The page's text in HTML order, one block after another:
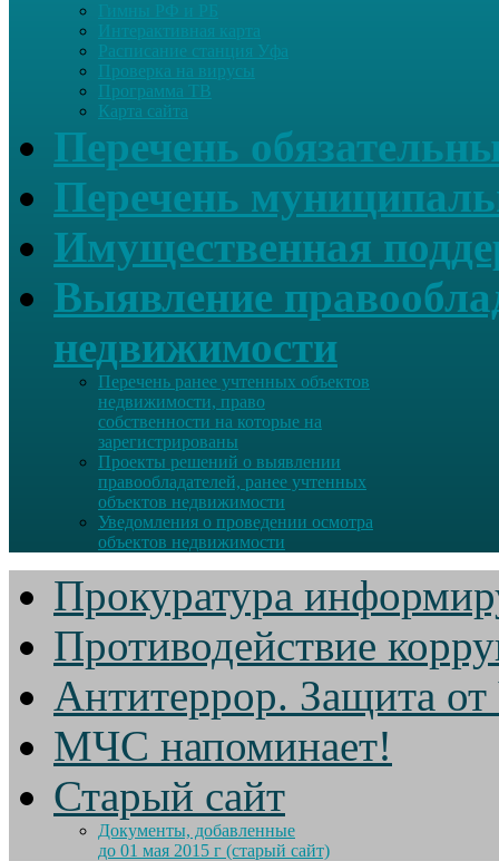
Гимны РФ и РБ
Интерактивная карта
Расписание станция Уфа
Проверка на вирусы
Программа ТВ
Карта сайта
Перечень
Перечень
Имущественная
Выявление
недвижимости
Перечень ранее учтенных объектов
недвижимости, право
собственности на которые на
зарегистрированы
Проекты решений о выявлении
правообладателей, ранее учтенных
объектов недвижимости
Уведомления о проведении осмотра
объектов недвижимости
Прокуратура
Противодействие
Антитеррор. Защита
МЧС напоминает!
Старый сайт
Документы, добавленные
до 01 мая 2015 г (старый сайт)